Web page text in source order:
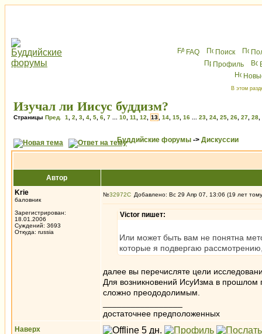
FAQ Поиск
Профиль
В этом
Изучал ли Иисус буддизм?
Страницы Пред. 1 2 3 4 5 6 7 10 11 12 13 14 15 16 23 24 25 26 27 28
Буддийские форумы -> Дискуссии
Автор
Krie
баловник
Зарегистрирован:
18.01.2006
Суждений: 3693
Откуда: russia
№32972 Добавлено: Вс 29 Апр 07, 13:06 (19 лет
Victor пишет:
Или может быть вам не понятна
которые я подвергаю
далее вы перечисляте цели
Для возникновений ИсуИзма в прошлом
сложно преододолимым.
достаточнее предположенных
Наверх